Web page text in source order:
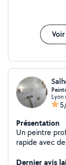
client, avec un
Lyon
Présentation
Un peintre
rapide avec
Dernier avis